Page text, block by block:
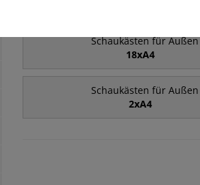
Schaukästen für Außen
18xA4
Schaukästen für Außen
2xA4